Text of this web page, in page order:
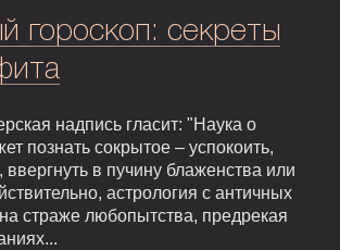
гороскоп: секреты
надпись гласит: "Наука о
познать сокрытое – успокоить,
ввергнуть в пучину блаженства или
астрология с античных
страже любопытства, предрекая